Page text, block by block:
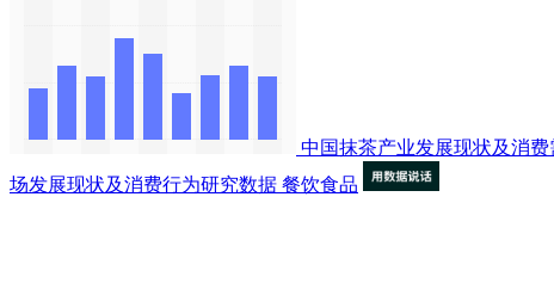
中国抹茶产业发展现状及消
场发展现状及消费行为研究数据 餐饮食品